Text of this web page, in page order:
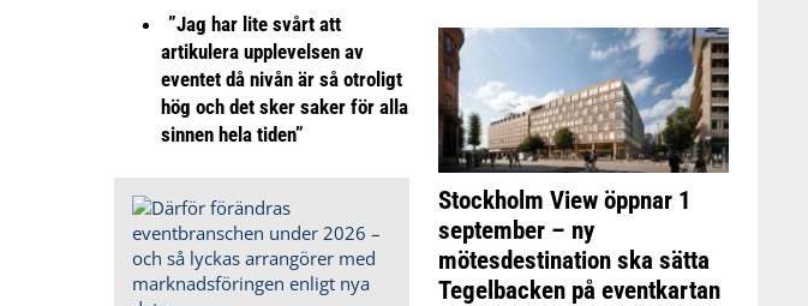
”Jag har lite svårt att
artikulera upplevelsen av
eventet då nivån är så otroligt
hög och det sker saker för alla
sinnen hela tiden”
Stockholm View öppnar 1
september – ny
mötesdestination ska sätta
Tegelbacken på eventkartan